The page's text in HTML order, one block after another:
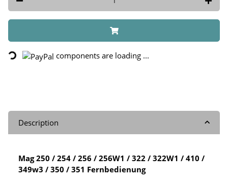
Loading... components are loading ...
Description
Mag 250 / 254 / 256 / 256W1 / 322 / 322W1 / 410 /
349w3 / 350 / 351 Fernbedienung